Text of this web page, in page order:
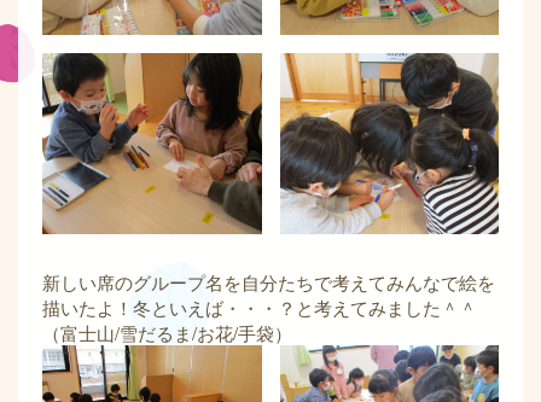
新しい席のグループ名を自分たちで考えてみんなで絵を
描いたよ！冬といえば・・・？と考えてみました＾＾
（富士山/雪だるま/お花/手袋）